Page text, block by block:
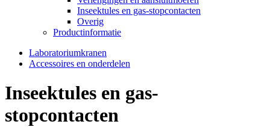
Inseektules en gas-stopcontacten
Overig
Productinformatie
Laboratoriumkranen
Accessoires en onderdelen
Inseektules en gas-
stopcontacten